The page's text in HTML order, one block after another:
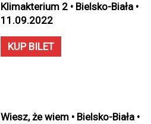
Klimakterium 2 • Bielsko-Biała •
11.09.2022
KUP BILET
Wiesz, że wiem • Bielsko-Biała •